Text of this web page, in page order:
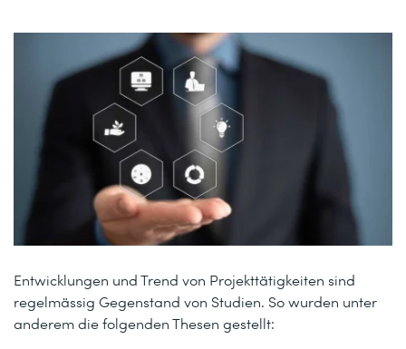
Entwicklungen und Trend von Projekttätigkeiten sind
regelmässig Gegenstand von Studien. So wurden unter
anderem die folgenden Thesen gestellt: